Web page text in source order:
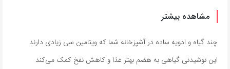
مشاهده بیشتر
چند گیاه و ادویه ساده در آشپزخانه شما که ویتامین سی زیادی دارند
این نوشیدنی گیاهی به هضم بهتر غذا و کاهش نفخ کمک می‌کند